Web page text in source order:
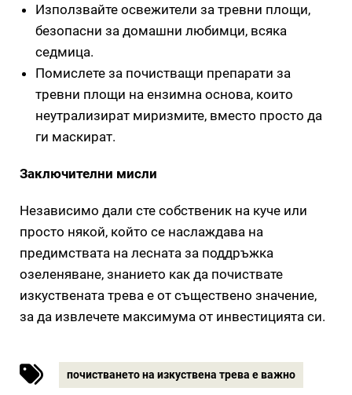
Използвайте освежители за тревни площи,
безопасни за домашни любимци, всяка
седмица.
Помислете за почистващи препарати за
тревни площи на ензимна основа, които
неутрализират миризмите, вместо просто да
ги маскират.
Заключителни мисли
Независимо дали сте собственик на куче или
просто някой, който се наслаждава на
предимствата на лесната за поддръжка
озеленяване, знанието как да почиствате
изкуствената трева е от съществено значение,
за да извлечете максимума от инвестицията си.
почистването на изкуствена трева е важно